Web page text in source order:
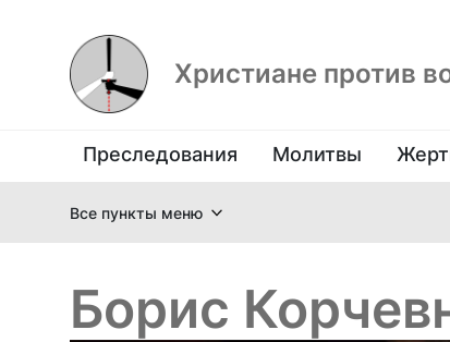
Христиане против
Преследования Молитвы
Все пункты меню
Борис